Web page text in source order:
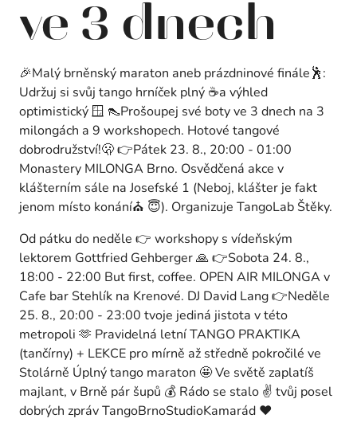
ve 3 dnech
🎉Malý brněnský maraton aneb prázdninové finále🕺:
Udržuj si svůj tango hrníček plný ☕a výhled
optimistický 🪟 👠Prošoupej své boty ve 3 dnech na 3
milongách a 9 workshopech. Hotové tangové
dobrodružství!🫢 👉Pátek 23. 8., 20:00 - 01:00
Monastery MILONGA Brno. Osvědčená akce v
klášterním sále na Josefské 1 (Neboj, klášter je fakt
jenom místo konání⛪ 😇). Organizuje TangoLab Štěky.
Od pátku do neděle 👉 workshopy s vídeňským
lektorem Gottfried Gehberger 🙏 👉Sobota 24. 8.,
18:00 - 22:00 But first, coffee. OPEN AIR MILONGA v
Cafe bar Stehlík na Krenové. DJ David Lang 👉Neděle
25. 8., 20:00 - 23:00 tvoje jediná jistota v této
metropoli 🫶 Pravidelná letní TANGO PRAKTIKA
(tančírny) + LEKCE pro mírně až středně pokročilé ve
Stolárně Úplný tango maraton 🤩 Ve světě zaplatíš
majlant, v Brně pár šupů 💰 Rádo se stalo ✌️ tvůj posel
dobrých zpráv TangoBrnoStudioKamarád ❤️